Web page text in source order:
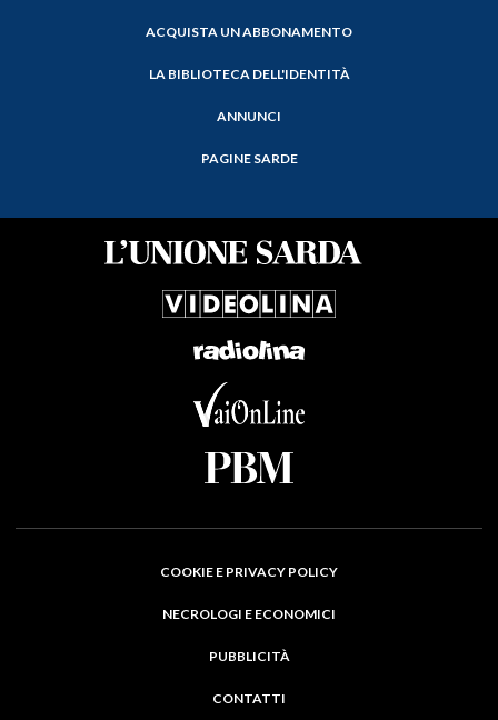
ACQUISTA UN ABBONAMENTO
LA BIBLIOTECA DELL'IDENTITÀ
ANNUNCI
PAGINE SARDE
COOKIE E PRIVACY POLICY
NECROLOGI E ECONOMICI
PUBBLICITÀ
CONTATTI